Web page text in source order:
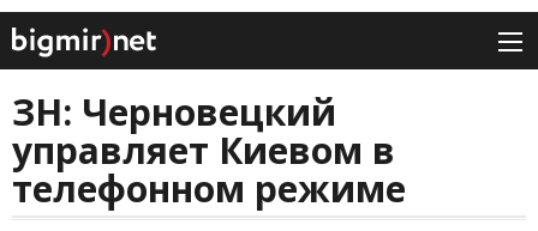
ЗН: Черновецкий
управляет Киевом в
телефонном режиме